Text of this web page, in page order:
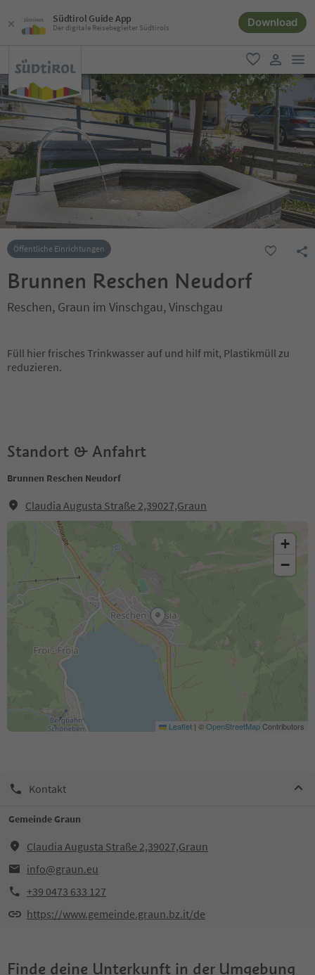
Südtirol Guide App
Der digitale Reisebegleiter Südtirols Download
favorit
user link
Öffentliche Einrichtungen
Brunnen Reschen Neudorf
Reschen, Graun im Vinschgau, Vinschgau
Füll hier frisches Trinkwasser auf und hilf mit, Plastikmüll zu
reduzieren.
Standort & Anfahrt
Brunnen Reschen Neudorf
Claudia Augusta Straße 2,39027,Graun
+
−
Leaflet | ©OpenStreetMapContributors
Kontakt
Gemeinde Graun
Claudia Augusta Straße 2,39027,Graun
info@graun.eu
+39 0473 633 127
https://www.gemeinde.graun.bz.it/de
Finde deine Unterkunft in der Umgebung